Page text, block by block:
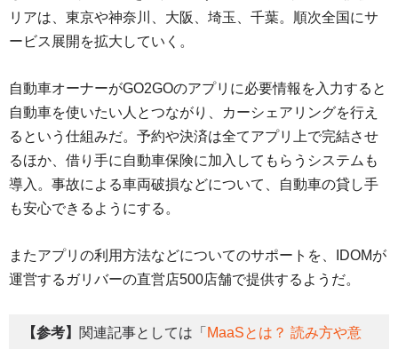
リアは、東京や神奈川、大阪、埼玉、千葉。順次全国にサ
ービス展開を拡大していく。
自動車オーナーがGO2GOのアプリに必要情報を入力すると
自動車を使いたい人とつながり、カーシェアリングを行え
るという仕組みだ。予約や決済は全てアプリ上で完結させ
るほか、借り手に自動車保険に加入してもらうシステムも
導入。事故による車両破損などについて、自動車の貸し手
も安心できるようにする。
またアプリの利用方法などについてのサポートを、IDOMが
運営するガリバーの直営店500店舗で提供するようだ。
【参考】 関連記事としては「 MaaSとは？ 読み方や意